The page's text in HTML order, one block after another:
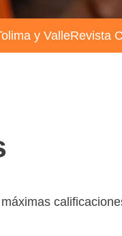
y ValleRevista